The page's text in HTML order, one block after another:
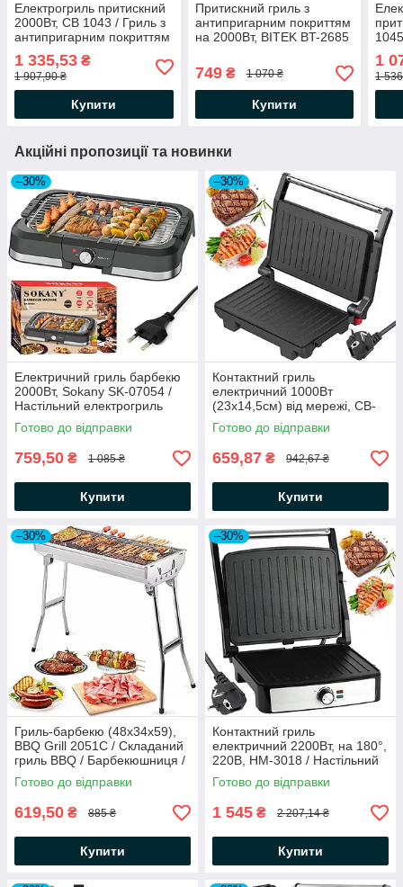
Електрогриль притискний
2000Вт, CB 1043 / Гриль з
антипригарним покриттям
/ Гриль для дому
1 335,53 ₴
1 907,90 ₴
Купити
Притискний гриль з
антипригарним покриттям
на 2000Вт, BITEK BT-2685
контактний
749₴ 1 070 ₴
Купити
1
1
Акційні пропозиції та новинки
–30%
Електричний гриль барбекю
2000Вт, Sokany SK-07054 /
Настільний електрогриль
відкритий / Бездимний гриль
Готово до відправки
759,50 ₴ 1 085 ₴
Купити
–30%
Контактний гриль
електричний 1000Вт
(23х14,5см) від мережі, CB-
1081 / Електрогриль /
Притискний гриль для дому
Готово до відправки
659,87 ₴ 942,67 ₴
Купити
–30%
Гриль-барбекю (48х34х59),
BBQ Grill 2051С / Складаний
гриль BBQ / Барбекюшниця /
Гриль для дому / Мангал
Готово до відправки
619,50 ₴ 885 ₴
Купити
–30%
Контактний гриль
електричний 2200Вт, на 180°,
220В, HM-3018 / Настільний
електрогриль / Міні гриль для
дому
Готово до відправки
1 545 ₴ 2 207,14 ₴
Купити